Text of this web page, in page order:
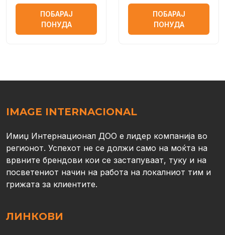
ПОБАРАЈ
ПОНУДА
ПОБАРАЈ
ПОНУДА
IMAGE INTERNACIONAL
Имиџ Интернационал ДОО е лидер компанија во
регионот. Успехот не се должи само на моќта на
врвните брендови кои се застапуваат, туку и на
посветениот начин на работа на локалниот тим и
грижата за клиентите.
ЛИНКОВИ